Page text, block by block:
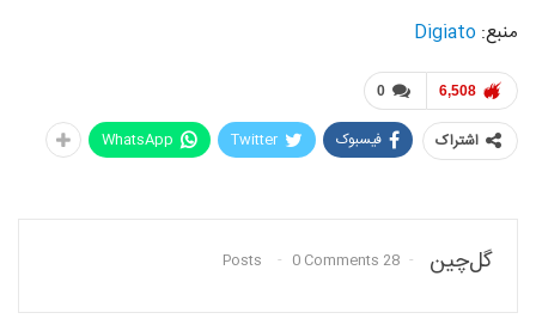
منبع: Digiato
0 6,508
اشتراک فیسبوک Twitter
WhatsApp
گل‌چین 28 Posts
0 Comments